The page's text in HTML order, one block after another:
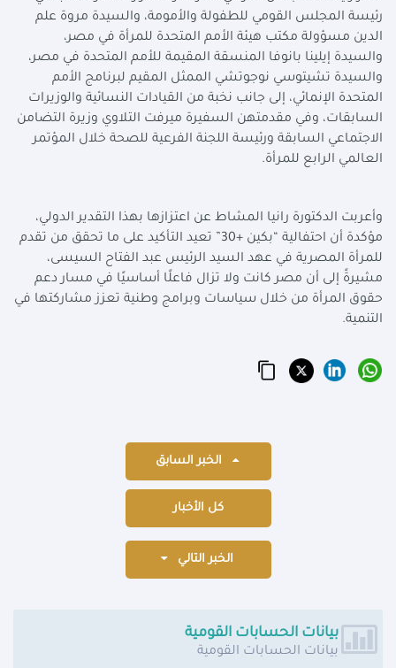
رئيسة المجلس القومي للطفولة والأمومة، والسيدة مروة علم
الدين مسؤولة مكتب هيئة الأمم المتحدة للمرأة في مصر،
والسيدة إيلينا بانوفا المنسقة المقيمة للأمم المتحدة في مصر،
والسيدة تشيتوسي نوجوتشي الممثل المقيم لبرنامج الأمم
المتحدة الإنمائي، إلى جانب نخبة من القيادات النسائية والوزيرات
السابقات، وفي مقدمتهن السفيرة ميرفت التلاوي وزيرة التضامن
الاجتماعي السابقة ورئيسة اللجنة الفرعية للصحة خلال المؤتمر
العالمي الرابع للمرأة.
وأعربت الدكتورة رانيا المشاط عن اعتزازها بهذا التقدير الدولي،
مؤكدة أن احتفالية “بكين +30” تعيد التأكيد على ما تحقق من تقدم
للمرأة المصرية في عهد السيد الرئيس عبد الفتاح السيسى،
مشيرةً إلى أن مصر كانت ولا تزال فاعلًا أساسيًا في مسار دعم
حقوق المرأة من خلال سياسات وبرامج وطنية تعزز مشاركتها في
التنمية.
الخبر السابق
كل الأخبار
الخبر التالي
بيانات الحسابات القومية
بيانات الحسابات القومية